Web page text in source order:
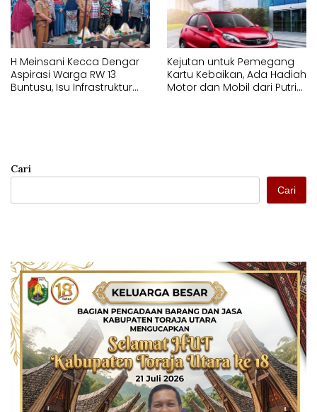
H Meinsani Kecca Dengar
Aspirasi Warga RW 13
Buntusu, Isu Infrastruktur
Kejutan untuk Pemegang
Kartu Kebaikan, Ada Hadiah
Motor dan Mobil dari Putri
Cari
Cari